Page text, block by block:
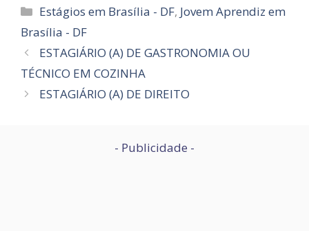
Categorias
Estágios em Brasília - DF, Jovem Aprendiz em
Brasília - DF
ESTAGIÁRIO (A) DE GASTRONOMIA OU
TÉCNICO EM COZINHA
ESTAGIÁRIO (A) DE DIREITO
- Publicidade -